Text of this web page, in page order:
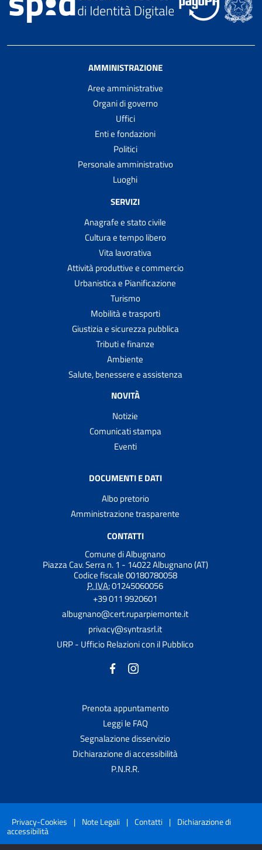
AMMINISTRAZIONE
Aree amministrative
Organi di governo
Uffici
Enti e fondazioni
Politici
Personale amministrativo
Luoghi
SERVIZI
Anagrafe e stato civile
Cultura e tempo libero
Vita lavorativa
Attività produttive e commercio
Urbanistica e Pianificazione
Turismo
Mobilità e trasporti
Giustizia e sicurezza pubblica
Tributi e finanze
Ambiente
Salute, benessere e assistenza
NOVITÀ
Notizie
Comunicati stampa
Eventi
DOCUMENTI E DATI
Albo pretorio
Amministrazione trasparente
CONTATTI
Comune di Albugnano
Piazza Cav. Serra n. 1 - 14022 Albugnano (AT)
Codice fiscale 00180780058
P. IVA:01245060056
+39 011 9920601
albugnano@cert.ruparpiemonte.it
privacy@syntrasrl.it
URP - Ufficio Relazioni con il Pubblico
Prenota appuntamento
Leggi le FAQ
Segnalazione disservizio
Dichiarazione di accessibilità
P.N.R.R.
Privacy-Cookies | Note Legali | Contatti | Dichiarazione di
accessibilità